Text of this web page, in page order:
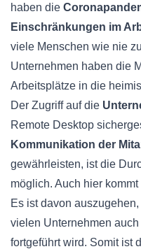
haben die
Einschränkungen im
viele Menschen wie nie
Unternehmen haben die
Arbeitsplätze in die
Der Zugriff auf die
Remote Desktop
Kommunikation der
gewährleisten, ist die
möglich. Auch hier
Es ist davon
vielen Unternehmen auch
fortgeführt wird. Somit ist